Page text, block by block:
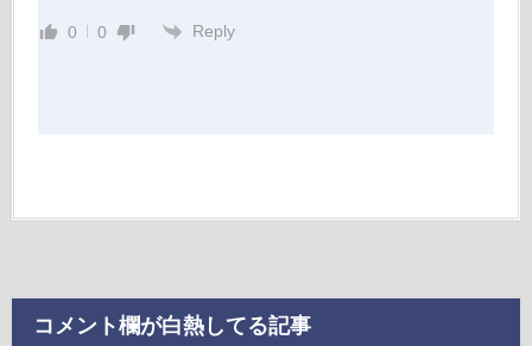
0 0 Reply
コメント欄が白熱してる記事